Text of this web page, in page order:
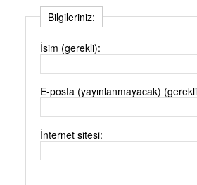
Bilgileriniz:
İsim (gerekli):
E-posta (yayınlanmayacak)
İnternet sitesi: